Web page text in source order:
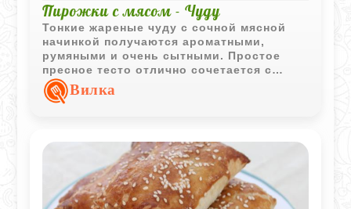
Пирожки с мясом - Чуду
Тонкие жареные чуду с сочной мясной
начинкой получаются ароматными,
румяными и очень сытными. Простое
пресное тесто отлично сочетается с
насыщенным говяжьим фаршем и луком.
Вилка